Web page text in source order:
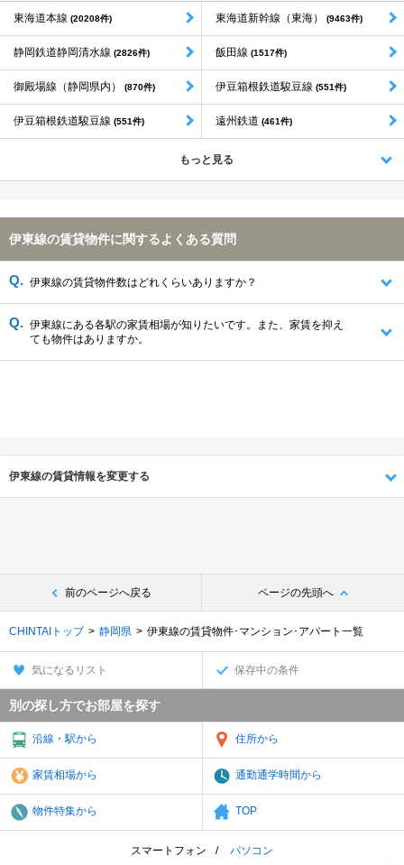
東海道本線 (20208件) 東海道新幹線（東海） (9463件)
静岡鉄道静岡清水線 (2826件) 飯田線 (1517件)
御殿場線（静岡県内） (870件) 伊豆箱根鉄道駿豆線 (551件)
伊豆箱根鉄道駿豆線 (551件) 遠州鉄道 (461件)
もっと見る
伊東線の賃貸物件に関するよくある質問
伊東線の賃貸物件数はどれくらいありますか？
伊東線にある各駅の家賃相場が知りたいです。また、家賃を抑え
ても物件はありますか。
伊東線の賃貸情報を変更する
前のページへ戻る ページの先頭へ
CHINTAIトップ 静岡県 伊東線の賃貸物件･マンション･アパート一覧
気になるリスト 保存中の条件
別の探し方でお部屋を探す
沿線・駅から 住所から
家賃相場から 通勤通学時間から
物件特集から TOP
スマートフォン パソコン